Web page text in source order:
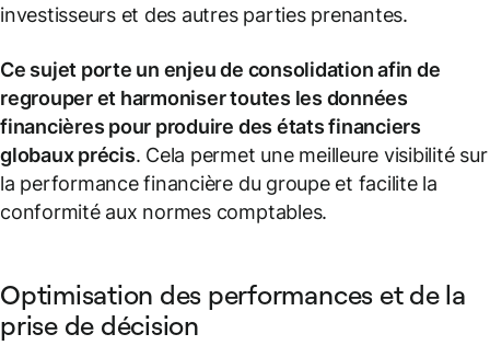
investisseurs et des autres parties prenantes.
Ce sujet porte un enjeu de consolidation afin de
regrouper et harmoniser toutes les données
financières pour produire des états financiers
globaux précis. Cela permet une meilleure visibilité sur
la performance financière du groupe et facilite la
conformité aux normes comptables.
Optimisation des performances et de la
prise de décision